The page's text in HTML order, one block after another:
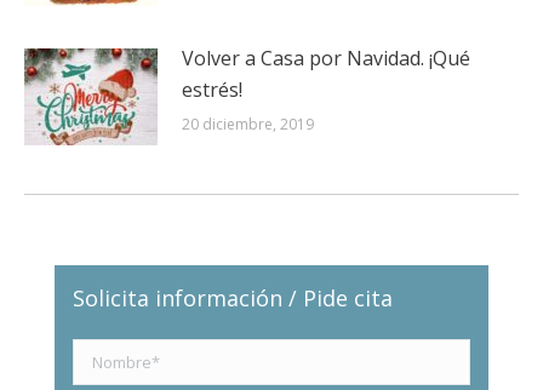
Volver a Casa por Navidad. ¡Qué
estrés!
20 diciembre, 2019
Solicita información / Pide cita